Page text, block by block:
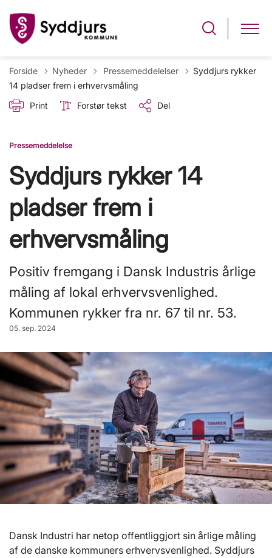
Forside Nyheder Tilbage til
Pressemeddelelser
Syddjurs rykker
14 pladser frem i erhvervsmåling
Print
Forstør tekst Del
Pressemeddelelse
Syddjurs rykker 14
pladser frem i
erhvervsmåling
Positiv fremgang i Dansk Industris årlige
måling af lokal erhvervsvenlighed.
Kommunen rykker fra nr. 67 til nr. 53.
05. sep. 2024
Dansk Industri har netop offentliggjort sin årlige måling
af de danske kommuners erhvervsvenlighed. Syddjurs